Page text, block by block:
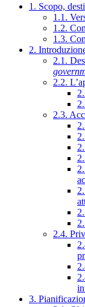
1. Scopo,
1.1.
1.2.
1.3.
2.
2.1.
2.2.
2.3.
2.4.
3.